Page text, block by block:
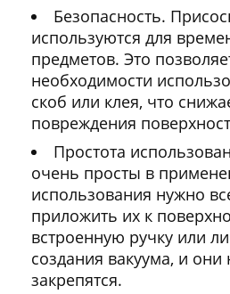
Безопасность.
используются для
предметов. Это
необходимости
скоб или клея, что
повреждения
Простота
очень просты в
использования нужно
приложить их к
встроенную ручку или
создания вакуума, и они
закрепятся.